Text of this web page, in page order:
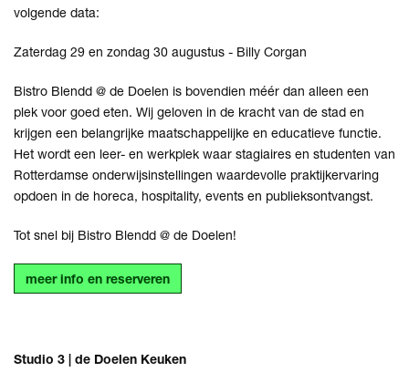
volgende data:
Zaterdag 29 en zondag 30 augustus - Billy Corgan
Bistro Blendd @ de Doelen is bovendien méér dan alleen een
plek voor goed eten. Wij geloven in de kracht van de stad en
krijgen een belangrijke maatschappelijke en educatieve functie.
Het wordt een leer- en werkplek waar stagiaires en studenten van
Rotterdamse onderwijsinstellingen waardevolle praktijkervaring
opdoen in de horeca, hospitality, events en publieksontvangst.
Tot snel bij Bistro Blendd @ de Doelen!
meer info en reserveren
Studio 3 | de Doelen Keuken